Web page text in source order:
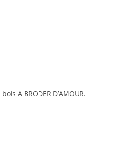
A BRODER D’AMOUR.